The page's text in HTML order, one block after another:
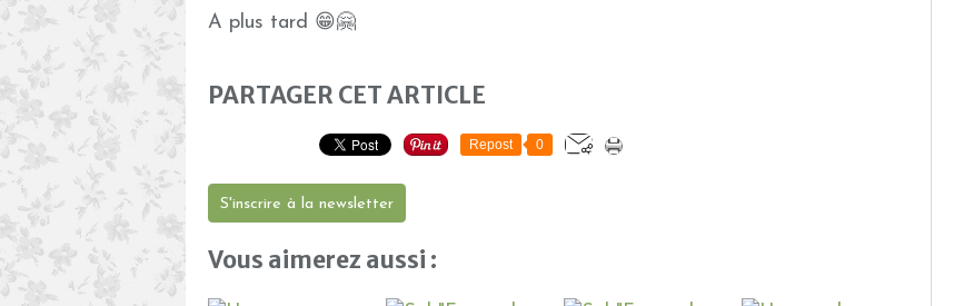
A plus tard 😁🤗
PARTAGER CET ARTICLE
Repost 0
S'inscrire à la newsletter
Vous aimerez aussi :